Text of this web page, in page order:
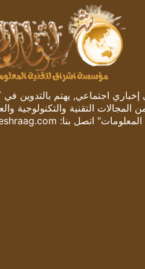
اجتماعي, يهتم بالتدوين في
المجالات التقنية والتكنولوجية
المعلومات" اتصل بنا: